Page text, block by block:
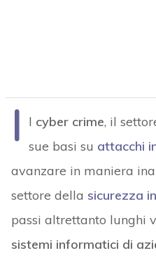
I l cyber crime, il
sue basi su attacchi
avanzare in maniera
settore della sicurezza
passi altrettanto lunghi
sistemi informatici di